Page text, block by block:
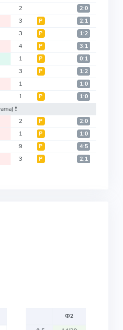
2 2:0
3 Р 2:1
3 Р 1:2
4 Р 3:1
1 Р 0:1
3 Р 1:2
1 1:0
1 Р 1:0
❗️
2 Р 2:0
1 Р 1:0
9 Р 4:5
3 Р 2:1
Ф2